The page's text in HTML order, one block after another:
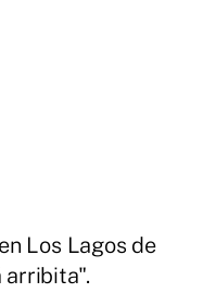
Los Lagos de
arribita".